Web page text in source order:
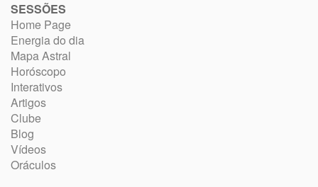
SESSÕES
Home Page
Energia do dia
Mapa Astral
Horóscopo
Interativos
Artigos
Clube
Blog
Vídeos
Oráculos